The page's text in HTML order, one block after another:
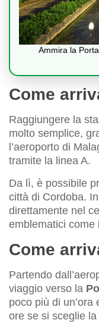
Ammira la
Come
Raggiungere la
molto semplice,
l’aeroporto di
tramite la linea A.
Da lì, è possibile
città di Cordoba.
direttamente nel
emblematici come il
Come
Partendo
viaggio verso la
poco più di
ore se si sceglie